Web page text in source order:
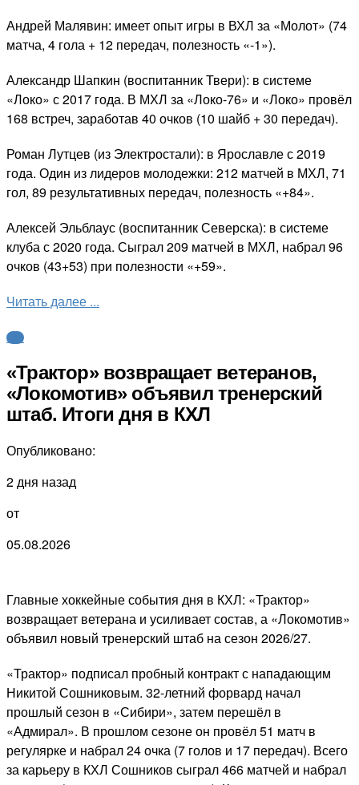
Андрей Малявин: имеет опыт игры в ВХЛ за «Молот» (74
матча, 4 гола + 12 передач, полезность «-1»).
Александр Шапкин (воспитанник Твери): в системе
«Локо» с 2017 года. В МХЛ за «Локо-76» и «Локо» провёл
168 встреч, заработав 40 очков (10 шайб + 30 передач).
Роман Лутцев (из Электростали): в Ярославле с 2019
года. Один из лидеров молодежки: 212 матчей в МХЛ, 71
гол, 89 результативных передач, полезность «+84».
Алексей Эльблаус (воспитанник Северска): в системе
клуба с 2020 года. Сыграл 209 матчей в МХЛ, набрал 96
очков (43+53) при полезности «+59».
Читать далее ...
КХЛ
«Трактор» возвращает ветеранов,
«Локомотив» объявил тренерский
штаб. Итоги дня в КХЛ
Опубликовано:
2 дня назад
от
05.08.2026
Главные хоккейные события дня в КХЛ: «Трактор»
возвращает ветерана и усиливает состав, а «Локомотив»
объявил новый тренерский штаб на сезон 2026/27.
«Трактор» подписал пробный контракт с нападающим
Никитой Сошниковым. 32-летний форвард начал
прошлый сезон в «Сибири», затем перешёл в
«Адмирал». В прошлом сезоне он провёл 51 матч в
регулярке и набрал 24 очка (7 голов и 17 передач). Всего
за карьеру в КХЛ Сошников сыграл 466 матчей и набрал